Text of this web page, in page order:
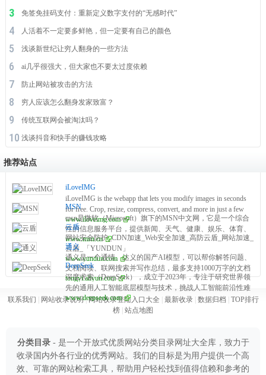
免签免挂码支付：重新定义数字支付的“无感时代”
人活着不一定要多鲜艳，但一定要有自己的颜色
浅谈新世纪让穷人翻身的一些方法
ai几乎很强大，但大家也不要太过度依赖
防止网站被攻击的方法
穷人应该怎么翻身发家致富？
传统互联网会被淘汰吗？
浅谈抖音和快手的赚钱攻略
推荐站点
iLoveIMG
iLoveIMG is the webapp that lets you modify images in seconds
for free. Crop, resize, compress, convert, and more in just a few
clicks!
www.iloveimg.com
MSN
msn是微软（Microsoft）旗下的MSN中文网，它是一个综合
性的信息服务平台，提供新闻、天气、健康、娱乐、体育、
财经、科技等多方面的资讯。该网站以中文为主要语言，面
向中国及全球华语用户，内容涵盖国内外重要新闻事件、实
时天气信息、健康生活建议、娱乐八卦、体育赛事报道、财
经市场动态等。
www.msn.cn
云盾
网站安全防护_CDN加速_Web安全加速_高防云盾_网站加速_
云盾_「YUNDUN」
www.yundun.com
通义
通义是一个通情、达义的国产AI模型，可以帮你解答问题、
文档阅读、联网搜索并写作总结，最多支持1000万字的文档
速读。通义tongyi.ai_你的全能AI助手
tongyi.aliyun.com
DeepSeek
深度求索（DeepSeek），成立于2023年，专注于研究世界领
先的通用人工智能底层模型与技术，挑战人工智能前沿性难
题。基于自研训练框架、自建智算集群和万卡算力等资源，
深度求索团队仅用半年时间便已发布并开源多个百亿级参数
www.deepseek.com
联系我们 网站收录说明|网站收录登陆入口大全 最新收录| 数据归档
TOP排行
榜 站点地图
分类目录- 是一个开放式优质网站分类目录网址大全库，致力于
收录国内外各行业的优秀网站。我们的目标是为用户提供一个高
效、可靠的网站检索工具，帮助用户轻松找到值得信赖和参考的